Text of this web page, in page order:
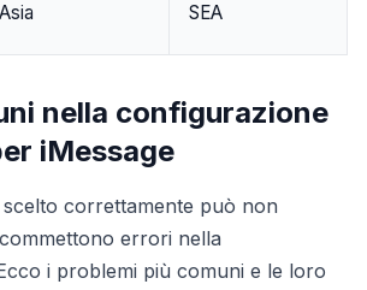
SEA
nella configurazione
iMessage
correttamente può non
errori nella
i problemi più comuni e le loro